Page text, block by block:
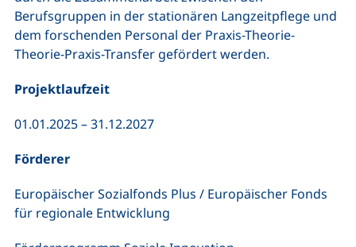
Berufsgruppen in der stationären Langzeitpflege und
dem forschenden Personal der Praxis-Theorie-
Theorie-Praxis-Transfer gefördert werden.
Projektlaufzeit
01.01.2025 – 31.12.2027
Förderer
Europäischer Sozialfonds Plus / Europäischer Fonds
für regionale Entwicklung